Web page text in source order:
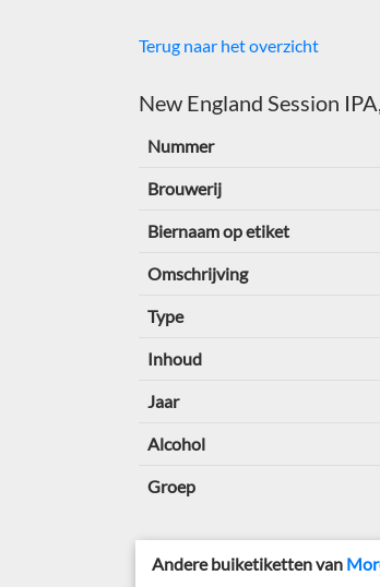
Terug naar het overzicht
New England Session
Nummer
Brouwerij
Biernaam op etiket
Omschrijving
Type
Inhoud
Jaar
Alcohol
Groep
Andere buiketiketten van